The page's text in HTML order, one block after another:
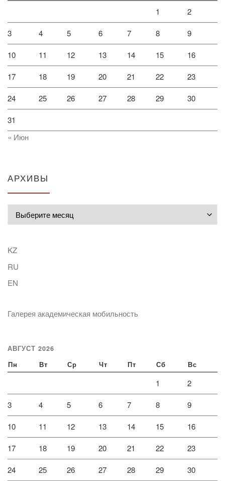
1 2
3 4 5 6 7 8 9
10 11 12 13 14 15 16
17 18 19 20 21 22 23
24 25 26 27 28 29 30
31
« Июн
АРХИВЫ
KZ
RU
EN
Галерея академическая мобильность
АВГУСТ 2026
Пн Вт Ср Чт Пт Сб Вс
1 2
3 4 5 6 7 8 9
10 11 12 13 14 15 16
17 18 19 20 21 22 23
24 25 26 27 28 29 30